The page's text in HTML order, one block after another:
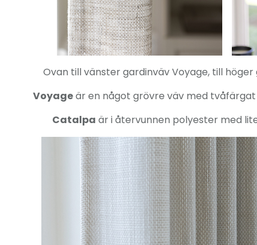
Ovan till vänster gardinväv Voyage, till
Voyageär en något grövre väv med tvåfärgat
Catalpa är i återvunnen polyester med